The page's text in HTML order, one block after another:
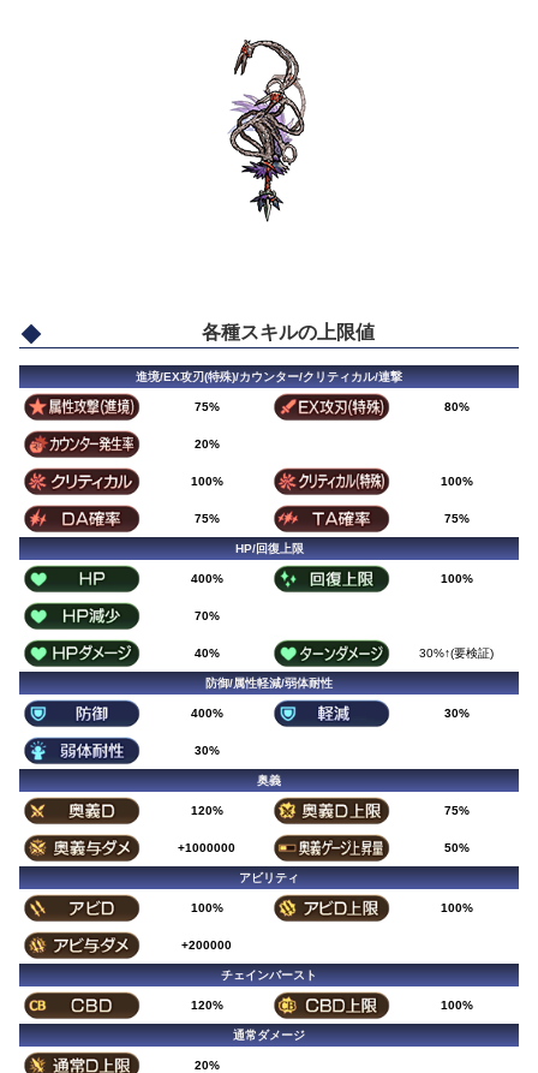
各種スキルの上限値
進境/EX攻刃(特殊)/カウンター/クリティカル/連撃
75% 80%
20%
100% 100%
75% 75%
HP/回復上限
400% 100%
70%
40% 30%↑(要検証)
防御/属性軽減/弱体耐性
400% 30%
30%
奥義
120% 75%
+1000000 50%
アビリティ
100% 100%
+200000
チェインバースト
120% 100%
通常ダメージ
20%